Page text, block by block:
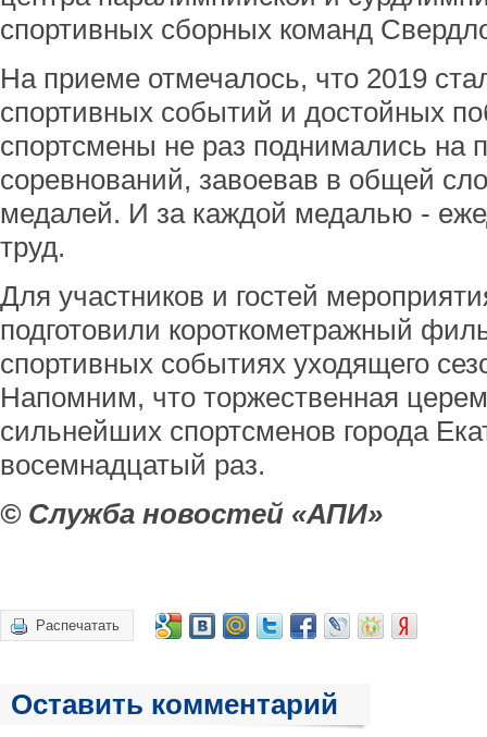
спортивных сборных команд
На приеме отмечалось, что 2019
спортивных событий и достойных
спортсмены не раз поднимались на
соревнований, завоевав в общей
медалей. И за каждой медалью -
труд.
Для участников и гостей
подготовили короткометражный
спортивных событиях уходящего
Напомним, что торжественная
сильнейших спортсменов города
восемнадцатый раз.
© Служба новостей «АПИ»
Распечатать
Оставить комментарий